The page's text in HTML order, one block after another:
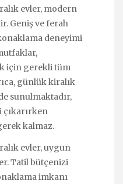
evler, modern
Geniş ve ferah
deneyimi
için gerekli tüm
günlük kiralık
sunulmaktadır,
kalmaz.
evler, uygun
Tatil bütçenizi
imkanı